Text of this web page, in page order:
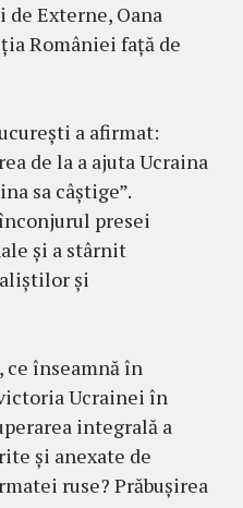
Externe, Oana
României față de
a afirmat:
de la a ajuta Ucraina
sa câştige”.
presei
și a stârnit
și
înseamnă în
Ucrainei în
integrală a
și anexate de
ruse? Prăbușirea